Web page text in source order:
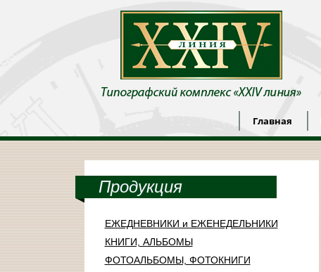
Главная
Продукция
ЕЖЕДНЕВНИКИ и ЕЖЕНЕДЕЛЬНИКИ
КНИГИ, АЛЬБОМЫ
ФОТОАЛЬБОМЫ, ФОТОКНИГИ